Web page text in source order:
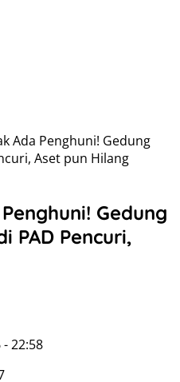
Ada Penghuni! Gedung
Aset pun Hilang
Gedung
PAD Pencuri,
- 22:58